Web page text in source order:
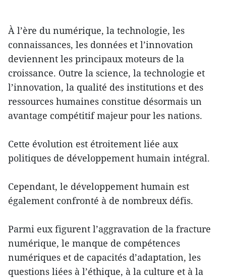
À l’ère du numérique, la technologie, les
connaissances, les données et l’innovation
deviennent les principaux moteurs de la
croissance. Outre la science, la technologie et
l’innovation, la qualité des institutions et des
ressources humaines constitue désormais un
avantage compétitif majeur pour les nations.
Cette évolution est étroitement liée aux
politiques de développement humain intégral.
Cependant, le développement humain est
également confronté à de nombreux défis.
Parmi eux figurent l’aggravation de la fracture
numérique, le manque de compétences
numériques et de capacités d’adaptation, les
questions liées à l’éthique, à la culture et à la